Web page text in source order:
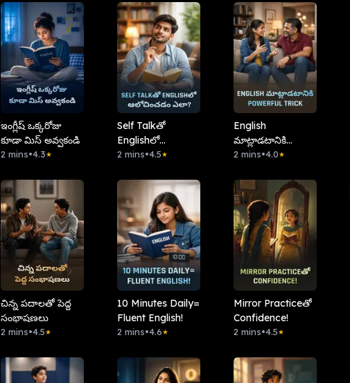
ఇంగ్లీష్‌ ఒక్కరోజు
కూడా మిస్ అవ్వకండి
2 mins•4.3★
Self Talkతో
Englishలో
ఆలోచించడం ఎలా?
2 mins•4.5★
English
మాట్లాడటానికి
Powerful Trick
2 mins•4.0★
చిన్న పదాలతో పెద్ద
సంభాషణలు
2 mins•4.5★
10 Minutes Daily=
Fluent English!
2 mins•4.6★
Mirror Practiceతో
Confidence!
2 mins•4.5★